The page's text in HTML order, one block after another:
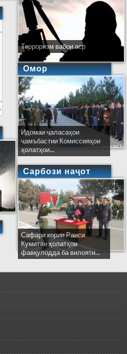
Терроризм вабои аср
Омор
Идомаи ҷаласаҳои
ҷамъбастии Комиссияҳои
ҳолатҳои...
Сарбози наҷот
Сафари кории Раиси
Кумитаи ҳолатҳои
фавқулодда ба вилояти...